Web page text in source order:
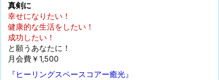
真剣に
幸せになりたい！
健康的な生活をしたい！
成功したい！
と願うあなたに！
月会費￥1,500
『ヒーリングスペースコアー癒光』